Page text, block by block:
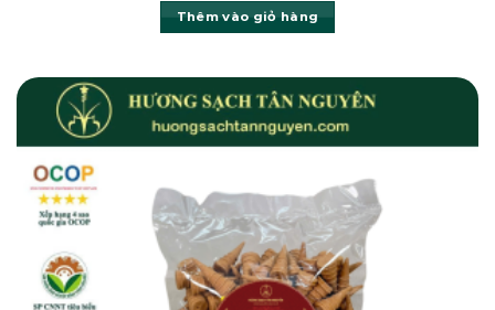
Thêm vào giỏ hàng